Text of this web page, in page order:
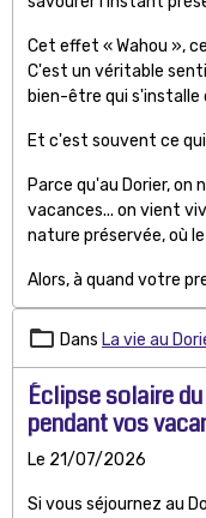
Cet effet « Wahou »,
C'est un véritable
bien-être qui s'installe
Et c'est souvent ce
Parce qu'au Dorier, on
vacances... on vient
nature préservée, où
Alors, à quand votre
Dans La vie au
Éclipse solaire
pendant vos
Le 21/07/2026
Si vous séjournez au